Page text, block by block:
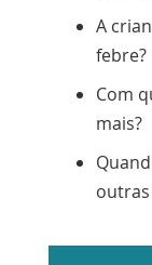
A
febre?
Com
mais?